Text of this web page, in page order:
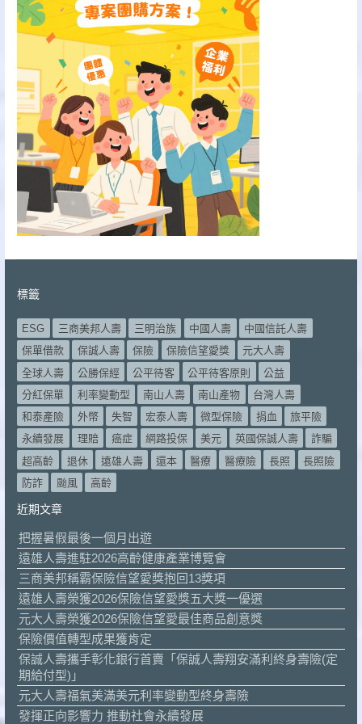
標籤
ESG 三商美邦人壽 三明治族 中國人壽
中國信託人壽
保單借款
保誠人壽 保險 保險信望愛獎
元大人壽
全球人壽
公勝保經 公平待客 公平待客原則
公益
分紅保單
利率變動型 南山人壽 南山產物
台灣人壽
和泰產險
外幣 失智 宏泰人壽 微型保險 捐血
旅平險
永續發展
理賠 癌症 網路投保 美元 英國保誠人壽
詐騙
超高齡
退休 遠雄人壽 還本 醫療 醫療險 長照
長照險
防詐
颱風 高齡
近期文章
把握暑假最後一個月出遊
遠雄人壽進駐2026高齡健康產業博覽會
三商美邦稱霸保險信望愛獎抱回13獎項
遠雄人壽榮獲2026保險信望愛獎五大獎一優選
元大人壽榮獲2026保險信望愛最佳商品創意獎
保險價值轉型成果獲肯定
保誠人壽攜手彰化銀行首賣「保誠人壽翔安滿利終身壽險(定
期給付型)」
元大人壽福氣美滿美元利率變動型終身壽險
發揮正向影響力 推動社會永續發展